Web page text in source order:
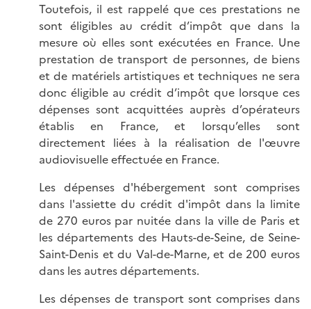
Toutefois, il est rappelé que ces prestations ne
sont éligibles au crédit d’impôt que dans la
mesure où elles sont exécutées en France. Une
prestation de transport de personnes, de biens
et de matériels artistiques et techniques ne sera
donc éligible au crédit d’impôt que lorsque ces
dépenses sont acquittées auprès d’opérateurs
établis en France, et lorsqu’elles sont
directement liées à la réalisation de l'œuvre
audiovisuelle effectuée en France.
Les dépenses d'hébergement sont comprises
dans l'assiette du crédit d'impôt dans la limite
de 270 euros par nuitée dans la ville de Paris et
les départements des Hauts-de-Seine, de Seine-
Saint-Denis et du Val-de-Marne, et de 200 euros
dans les autres départements.
Les dépenses de transport sont comprises dans